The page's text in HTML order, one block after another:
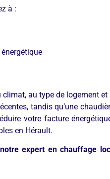
à :
au type de logement
tandis qu’une
votre facture
en Hérault.
expert en chauffage